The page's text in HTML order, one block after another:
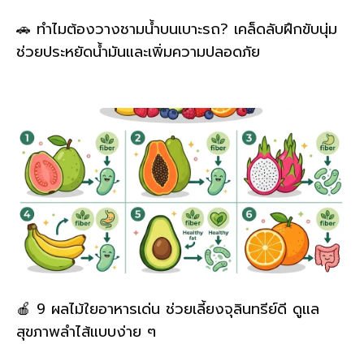
🚗 ทำไมต้องวางชามน้ำบนเบาะรถ? เคล็ดลับฝึกขับนุ่ม
ช่วยประหยัดน้ำมันและเพิ่มความปลอดภัย
🍎 9 ผลไม้ใยอาหารเด่น ช่วยเลี้ยงจุลินทรีย์ดี ดูแล
สุขภาพลำไส้แบบง่าย ๆ